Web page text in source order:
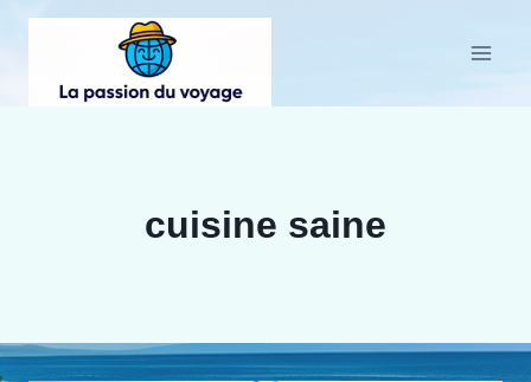
Aller
contenu
cuisine saine